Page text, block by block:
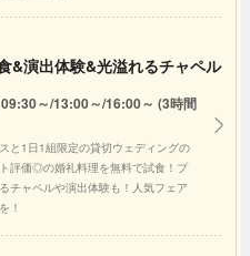
&演出体験&光溢れるチャペル
～/13:00～/16:00～ (3時間
と1日1組限定の貸切ウェディングの
評価◎の婚礼料理を無料で試食！プ
チャペルや演出体験も！人気フェア
！